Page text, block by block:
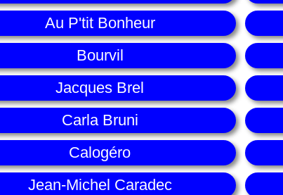
Au P'tit Bonheur
Bourvil
Jacques Brel
Carla Bruni
Calogéro
Jean-Michel Caradec